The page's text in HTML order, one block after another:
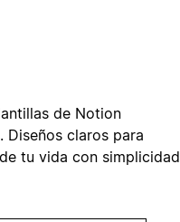
de Notion
Diseños claros para
tu vida con